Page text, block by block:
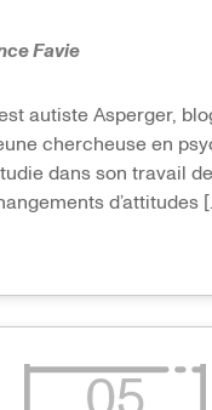
Favie
autiste Asperger,
chercheuse en
dans son travail
d’attitudes